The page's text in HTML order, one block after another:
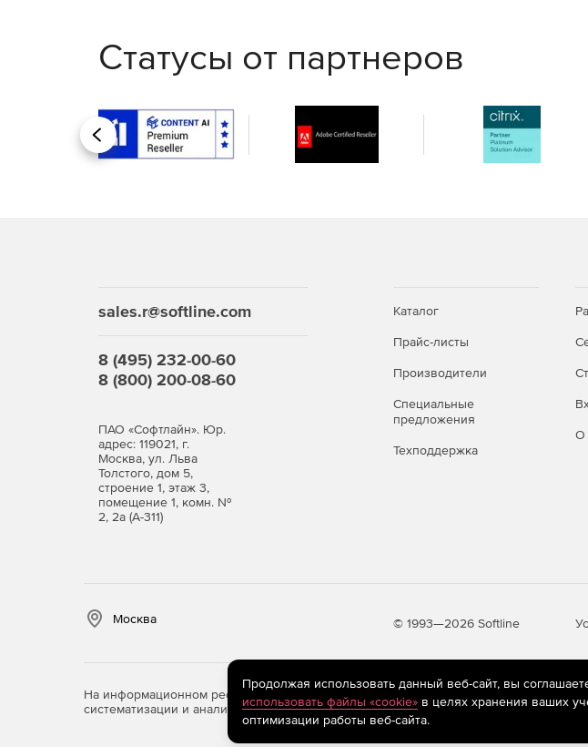
Большое число программ стороннего программного обеспечения:
Pro, TrueConf и т.д.
Как выбрать Astra Linux?
Редакция «ОРЕЛ» - обычный уровень защищенности.
Продукт является доступным техническим вариантом для открытых сегментов
подключенных к сетям общего доступа, в образовательных учреждениях, а
домашнего использования. Представляет низкий уровень защиты в
информацию ограниченного доступа, к которым предъявляются требования
Статусы от партнеров
Назад
sales.r@softline.com
8 (495) 232-00-60
8 (800) 200-08-60
ПАО «Софтлайн». Юр.
адрес: 119021, г.
Москва, ул. Льва
Толстого, дом 5,
строение 1, этаж 3,
помещение 1, комн. №
2, 2а (А-311)
Каталог
Прайс-листы
Производители
Специальные
предложения
Техподдержка
О
Москва © 1993—2026 Softline
На информационном ресурсе store.softline.ru применяются рекомендательные
систематизации и анализа сведений, относящихся к предпочтениям
Продолжая использовать данный веб-сайт, вы
использовать файлы «cookie»в целях хранения ваших
оптимизации работы веб-сайта.